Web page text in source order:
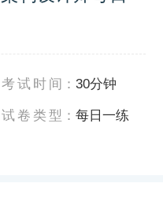
考试时间 ：30分钟
试卷类型 ：每日一练